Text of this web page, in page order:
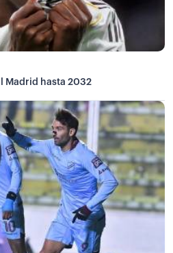
Madrid hasta 2032